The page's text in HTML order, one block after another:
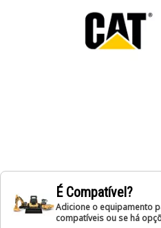
É Compatível?
Adicione o equipamento
compatíveis ou se há